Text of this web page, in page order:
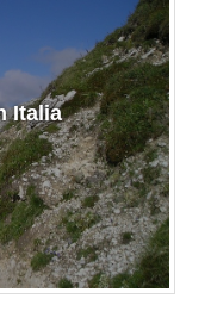
Italia